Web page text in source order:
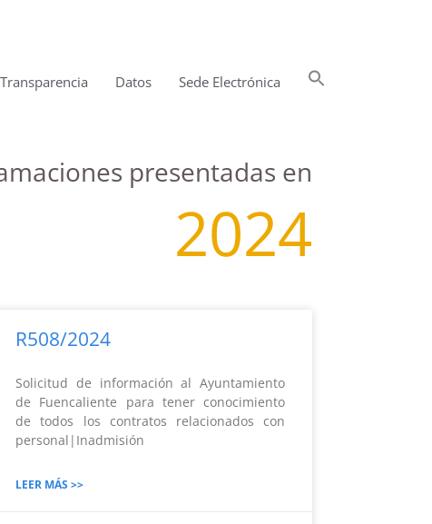
Transparencia Datos Sede Electrónica
presentadas en
2024
R508/2024
Solicitud de información al Ayuntamiento
de Fuencaliente para tener conocimiento
de todos los contratos relacionados con
personal|Inadmisión
LEER MÁS >>